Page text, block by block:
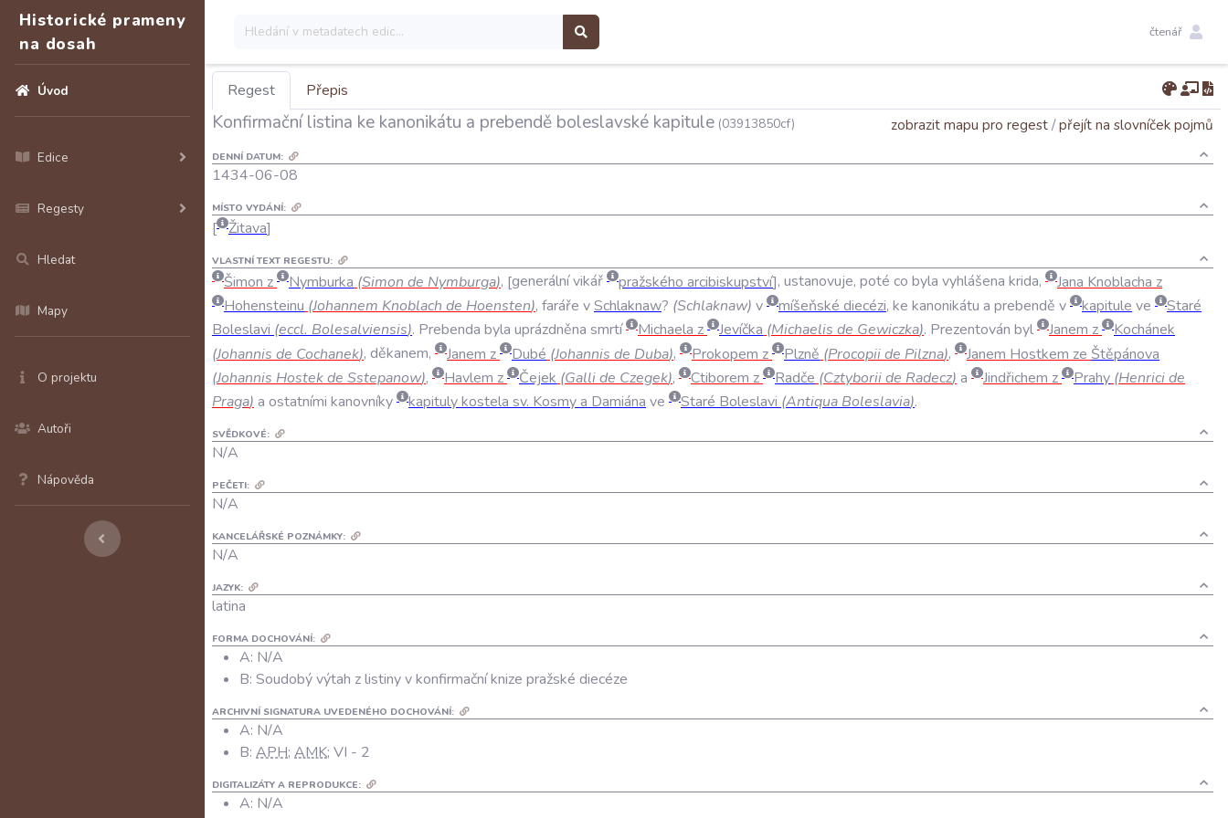
Historické prameny
na dosah
Úvod
Edice
Regesty
Hledat
Mapy
O projektu
Autoři
Nápověda
čtenář
Regest Přepis
Konfirmační listina ke kanonikátu a prebendě boleslavské kapitule (03913850cf) zobrazit mapu pro regest/přejít na slovníček pojmů
DENNÍ DATUM:
1434-06-08
MÍSTO VYDÁNÍ:
Žitava
VLASTNÍ TEXT REGESTU:
Šimon z Nymburka (Simon de Nymburga), generálnívikář pražského arcibiskupství , ustanovuje, poté co byla vyhlášena krida, Jana Knoblacha z
Hohensteinu (Johannem Knoblach de Hoensten), faráře vSchlaknaw? (Schlaknaw) v míšeňské diecézi, ke kanonikátu a prebendě v kapitule ve
Staré
Boleslavi (eccl. Bolesalviensis). Prebenda byla uprázdněna smrtí Michaela z Jevíčka (Michaelis de Gewiczka). Prezentován byl Janem z
Kochánek
(Johannis de Cochanek), děkanem, Janem z Dubé (Johannis de Duba), Prokopem z Plzně (Procopiide Pilzna), Janem Hostkem ze Štěpánova
(Johannis Hostekde Sstepanow), Havlem z Čejek (Gallide Czegek), Ctiborem z Radče (Cztyboriide Radecz) a Jindřichem z Prahy (Henricide
Praga) a ostatními kanovníky kapitulykostela sv. Kosmya Damiána ve Staré Boleslavi (Antiqua Boleslavia).
SVĚDKOVÉ:
N/A
PEČETI:
N/A
KANCELÁŘSKÉ POZNÁMKY:
N/A
JAZYK:
latina
FORMA DOCHOVÁNÍ:
A: N/A
B: Soudobý výtah z listiny v konfirmační knize pražské diecéze
ARCHIVNÍ SIGNATURA UVEDENÉHO DOCHOVÁNÍ:
A: N/A
B: APH; AMK; VI - 2
DIGITALIZÁTY A REPRODUKCE:
A: N/A